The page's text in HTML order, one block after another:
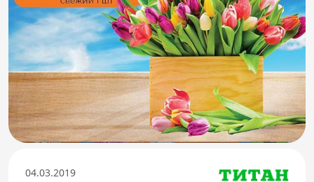
8 (3012) 411-099
Телефон доверия
04.03.2019